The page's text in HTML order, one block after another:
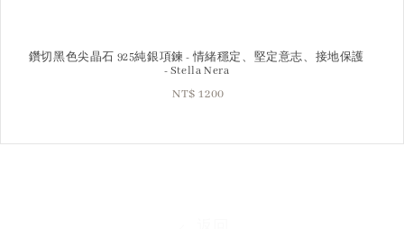
鑽切黑色尖晶石 925純銀項鍊 - 情緒穩定、堅定意志、接地保護
- Stella Nera
Regular
NT$ 1200